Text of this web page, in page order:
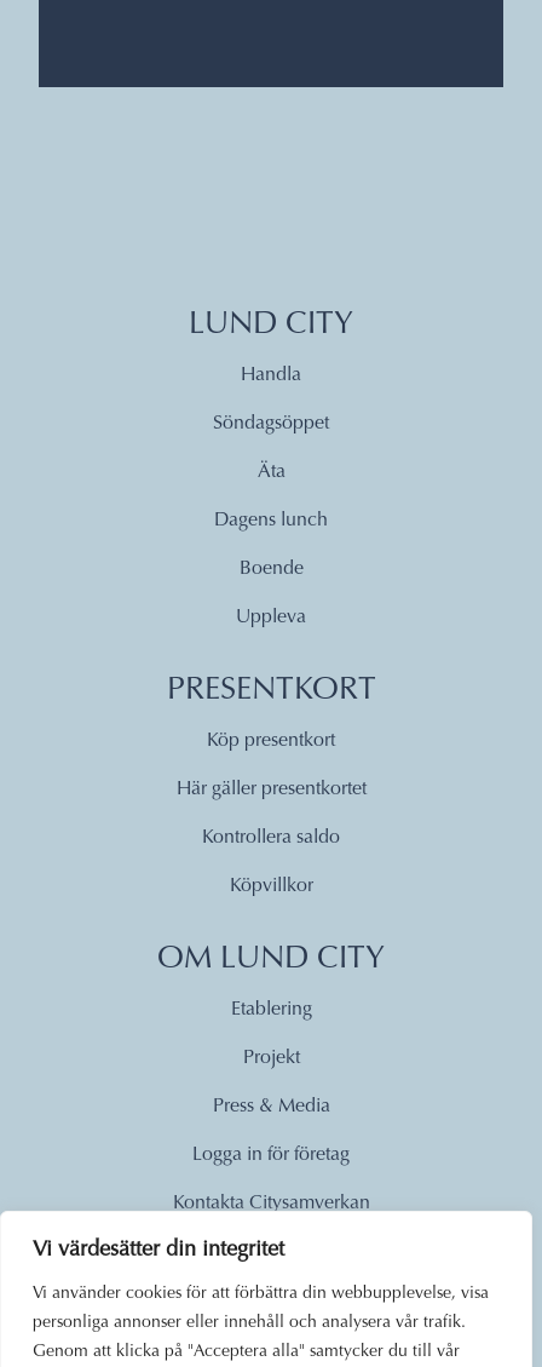
Vi värdesätter din integritet
Vi använder cookies för att förbättra din webbupplevelse, visa
personliga annonser eller innehåll och analysera vår trafik.
Genom att klicka på "Acceptera alla" samtycker du till vår
LUND CITY
Handla
Söndagsöppet
Äta
Dagens lunch
Boende
Uppleva
PRESENTKORT
Köp presentkort
Här gäller presentkortet
Kontrollera saldo
Köpvillkor
OM LUND CITY
Etablering
Projekt
Press & Media
Logga in för företag
Kontakta Citysamverkan
Lund City. Alla rättigheter